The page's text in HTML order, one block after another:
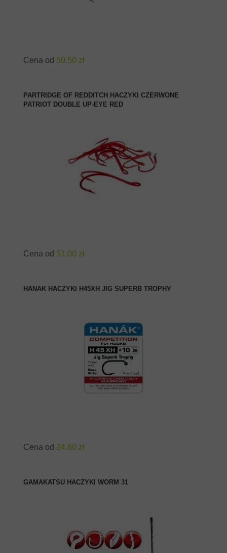
Cena od 50.50 zł
PARTRIDGE OF REDDITCH HACZYKI CZERWONE
PATRIOT DOUBLE UP-EYE RED
ZOBACZ PRODUKT
Cena od 51.00 zł
HANAK HACZYKI H45XH JIG SUPERB TROPHY
ZOBACZ PRODUKT
Cena od 24.60 zł
GAMAKATSU HACZYKI WORM 31
ZOBACZ PRODUKT